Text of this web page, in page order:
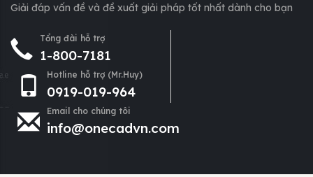
Giải đáp vấn đề và đề xuất giải pháp tốt nhất dành cho bạn
Tổng đài hỗ trợ
1-800-7181
Hotline hỗ trợ (Mr.Huy)
0919-019-964
Email cho chúng tôi
info@onecadvn.com